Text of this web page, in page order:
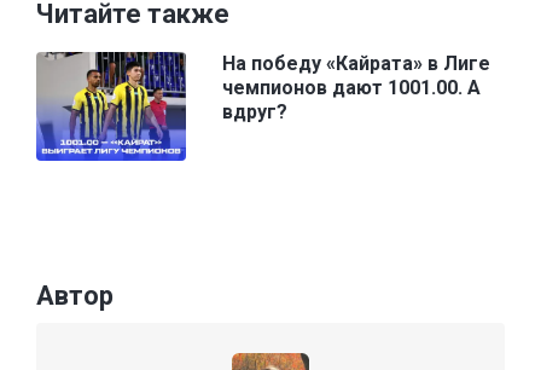
Читайте также
На победу «Кайрата» в Лиге
чемпионов дают 1001.00. А
вдруг?
Автор